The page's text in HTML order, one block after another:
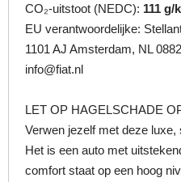
CO₂-uitstoot (NEDC): 111 g/
EU verantwoordelijke:
1101 AJ Amsterdam, NL
info@fiat.nl
LET OP HAGELSCHADE
Verwen jezelf met deze luxe,
Het is een auto met
comfort staat op een hoog